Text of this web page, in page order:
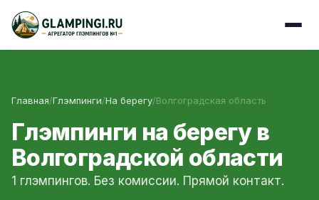
Главная/Глэмпинги/На берегу/Волгоградская область
Глэмпинги на берегу в
Волгоградской области
1 глэмпингов. Без комиссии. Прямой контакт.